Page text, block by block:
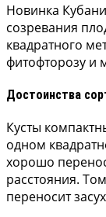
Новинка
созревания
квадратного
фитофторозу и
Достоинства
Кусты
одном
хорошо
расстояния.
переносит